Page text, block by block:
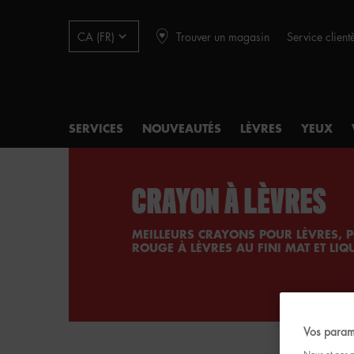
CA (FR) Trouver un magasin Service
SERVICES NOUVEAUTÉS LÈVRES YEUX
CRAYON À LÈVRES
MEILLEURS CRAYONS POUR LÈVRES,
ROUGE À LÈVRES AU FINI MAT ET
Vos